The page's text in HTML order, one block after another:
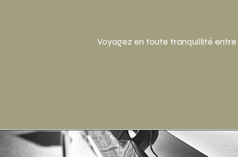
Voyagez en toute tranquillité entre